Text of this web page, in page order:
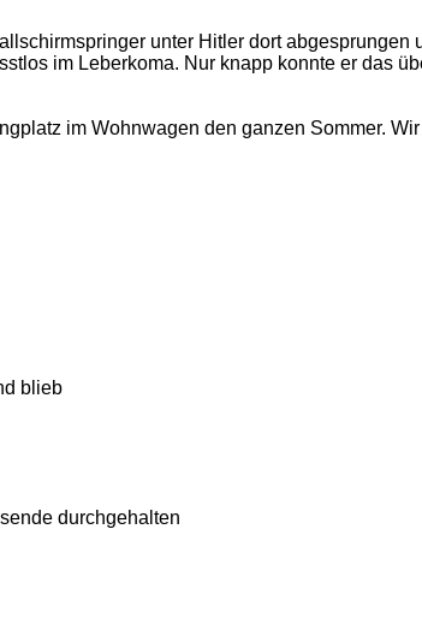
unter Hitler dort abgesprungen
im Leberkoma. Nur knapp konnte er das
im Wohnwagen den ganzen Sommer.
blieb
durchgehalten